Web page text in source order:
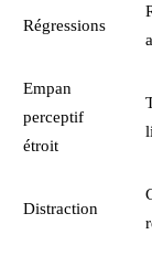
Régressions
Empan
perceptif
étroit
Distraction